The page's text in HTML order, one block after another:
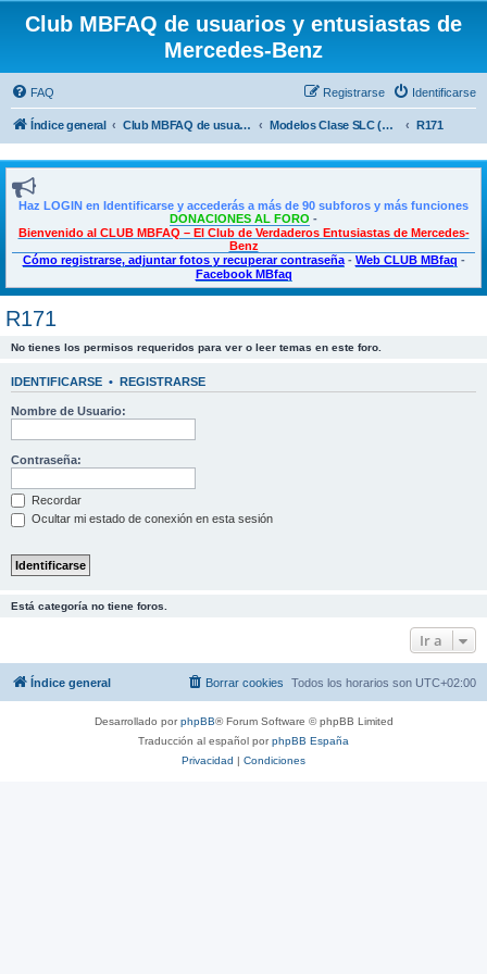
Club MBFAQ de usuarios y entusiastas de
Mercedes-Benz
FAQ Identificarse
Registrarse
Índice general Club MBFAQ de usuarios y entusiastas de Mercedes Benz Modelos Clase SLC (SLK) R171
Haz LOGIN en Identificarse y accederás a más de 90 subforos y más funciones
DONACIONES AL FORO -
Bienvenido al CLUB MBFAQ – El Club de Verdaderos Entusiastas de Mercedes-
Benz
Cómo registrarse, adjuntar fotos y recuperar contraseña- Web CLUB MBfaq -
Facebook MBfaq
R171
No tienes los permisos requeridos para ver o leer temas en este foro.
IDENTIFICARSE • REGISTRARSE
Nombre de Usuario:
Contraseña:
Recordar
Ocultar mi estado de conexión en esta sesión
Está categoría no tiene foros.
Ir a
Índice general Todos los horarios son UTC+02:00
Borrar cookies
Desarrollado porphpBB® Forum Software © phpBB Limited
Traducción al español porphpBB España
Privacidad | Condiciones